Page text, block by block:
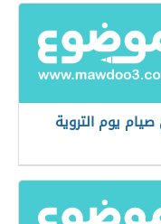
يوم التروية